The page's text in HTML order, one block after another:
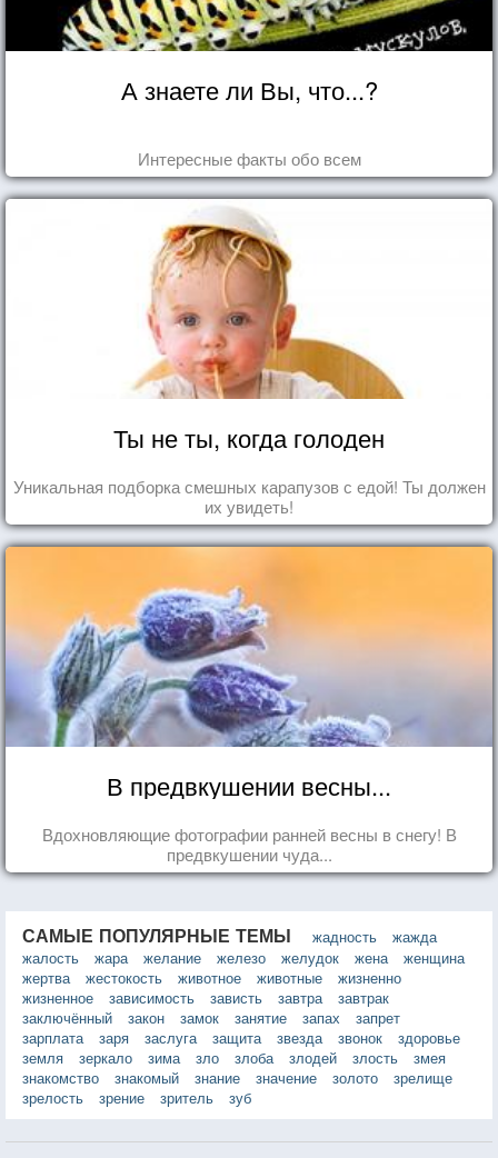
А знаете ли Вы, что...?
Интересные факты обо всем
Ты не ты, когда голоден
Уникальная подборка смешных карапузов с едой! Ты должен
их увидеть!
В предвкушении весны...
Вдохновляющие фотографии ранней весны в снегу! В
предвкушении чуда...
САМЫЕ ПОПУЛЯРНЫЕ ТЕМЫ жадность
жажда
жалость
жара желание железо желудок жена
женщина
жертва
жестокость животное животные
жизненно
жизненное
зависимость зависть завтра
завтрак
заключённый
закон замок занятие запах
запрет
зарплата
заря заслуга защита звезда звонок
здоровье
земля
зеркало зима зло злоба злодей злость
змея
знакомство
знакомый знание значение золото
зрелище
зрелость
зрение зритель зуб